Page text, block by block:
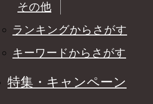
その他
ランキングからさがす
キーワードからさがす
特集・キャンペーン